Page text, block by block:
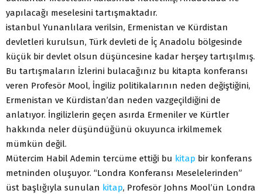
yapılacağı meselesini tartışmaktadır.
istanbul Yunanlılara verilsin, Ermenistan ve Kürdistan
devletleri kurulsun, Türk devleti de İç Anadolu bölgesinde
küçük bir devlet olsun düşüncesine kadar herşey tartışılmış.
Bu tartışmaların İzlerini bulacağınız bu kitapta konferansı
veren Profesör Mool, İngiliz politikalarının neden değiştiğini,
Ermenistan ve Kürdistan’dan neden vazgeçildiğini de
anlatıyor. İngilizlerin geçen asırda Ermeniler ve Kürtler
hakkında neler düşündüğünü okuyunca irkilmemek
mümkün değil.
Mütercim Habil Ademin tercüme ettiği bu kitap bir konferans
metninden oluşuyor. “Londra Konferansı Meselelerinden”
üst başlığıyla sunulan kitap, Profesör Johns Mool’ün Londra